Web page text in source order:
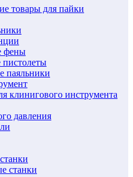
товары для пайки
фены
пистолеты
паяльники
клинигового инструмента
давления
станки